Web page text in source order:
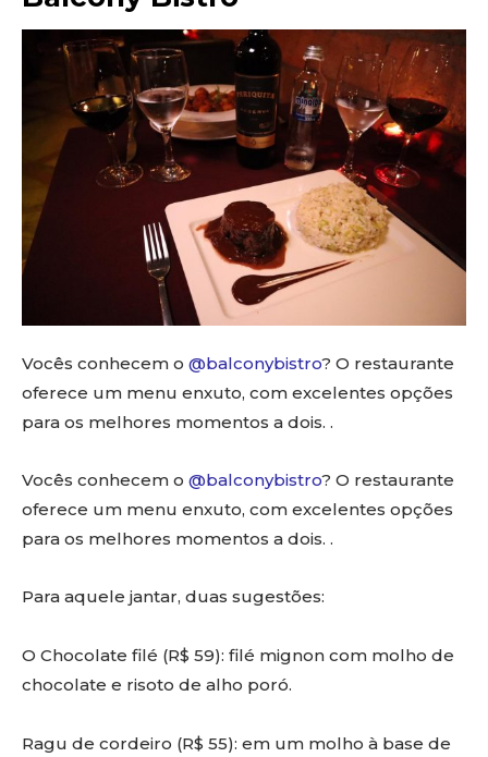
Vocês conhecem o @balconybistro? O restaurante
oferece um menu enxuto, com excelentes opções
para os melhores momentos a dois. .
Vocês conhecem o @balconybistro? O restaurante
oferece um menu enxuto, com excelentes opções
para os melhores momentos a dois. .
Para aquele jantar, duas sugestões:
O Chocolate filé (R$ 59): filé mignon com molho de
chocolate e risoto de alho poró.
Ragu de cordeiro (R$ 55): em um molho à base de